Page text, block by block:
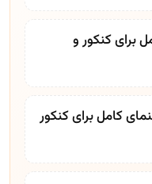
برای کنکور و
کامل برای کنکور